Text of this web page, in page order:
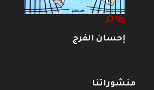
إحسان الفرج
منشوراتنا